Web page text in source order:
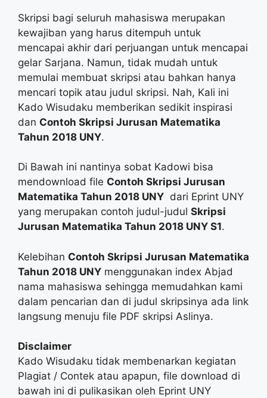
Skripsi bagi seluruh mahasiswa merupakan
kewajiban yang harus ditempuh untuk
mencapai akhir dari perjuangan untuk mencapai
gelar Sarjana. Namun, tidak mudah untuk
memulai membuat skripsi atau bahkan hanya
mencari topik atau judul skripsi. Nah, Kali ini
Kado Wisudaku memberikan sedikit inspirasi
dan Contoh Skripsi Jurusan Matematika
Tahun 2018 UNY.
Di Bawah ini nantinya sobat Kadowi bisa
mendownload file Contoh Skripsi Jurusan
Matematika Tahun 2018 UNY dari Eprint UNY
yang merupakan contoh judul-judul Skripsi
Jurusan Matematika Tahun 2018 UNY S1.
Kelebihan Contoh Skripsi Jurusan Matematika
Tahun 2018 UNY menggunakan index Abjad
nama mahasiswa sehingga memudahkan kami
dalam pencarian dan di judul skripsinya ada link
langsung menuju file PDF skripsi Aslinya.
Disclaimer
Kado Wisudaku tidak membenarkan kegiatan
Plagiat / Contek atau apapun, file download di
bawah ini di pulikasikan oleh Eprint UNY